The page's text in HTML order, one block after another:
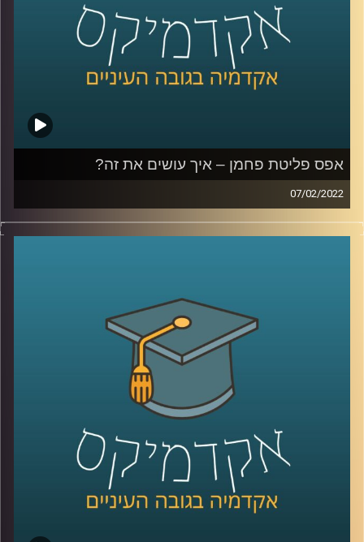
לשיחה שקיימתי עם פרופ' פרג על שינוי מהאמצע אל החוץ –
אפס פליטת פחמן – איך עושים את זה?
07/02/2022
בועידת האקלים בגלאזגו השנה הצהיר ראש הממשלה, נפתלי
בנט, שישראל תצמצם את פליטת הפחמן שלה לאפס עד שנת
אחת הדרכים להפוך את פליטת הפחמן לפחות שקופה היא
שיטה אותה חוקרת פרופ' יעל פרג, סגנית דיקן בית הספר
לשיחה עם פרופ' יעל פרג על ביטחון אנרגטי – לחצו כאן
לשיחה עם פרופ' פרג על שינוי מהאמצע אל החוץ –